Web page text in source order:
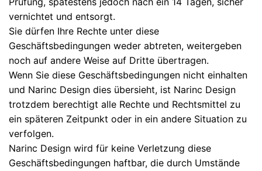
vernichtet und entsorgt.
Sie dürfen Ihre Rechte unter diese
Geschäftsbedingungen weder abtreten, weitergeben
noch auf andere Weise auf Dritte übertragen.
Wenn Sie diese Geschäftsbedingungen nicht einhalten
und Narinc Design dies übersieht, ist Narinc Design
trotzdem berechtigt alle Rechte und Rechtsmittel zu
ein späteren Zeitpunkt oder in ein andere Situation zu
verfolgen.
Narinc Design wird für keine Verletzung diese
Geschäftsbedingungen haftbar, die durch Umstände